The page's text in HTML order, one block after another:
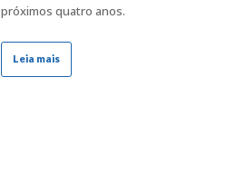
próximos quatro anos.
Leia mais